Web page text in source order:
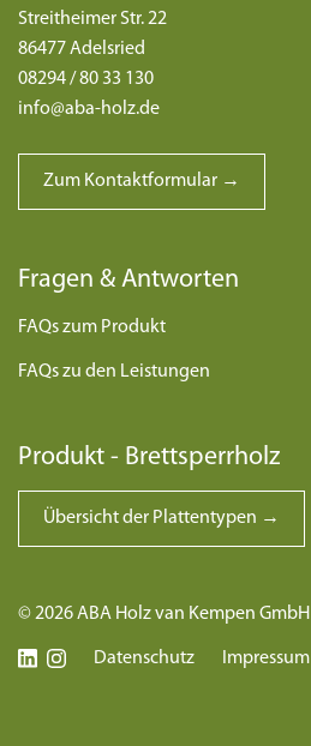
Streitheimer Str. 22
86477 Adelsried
08294 / 80 33 130
info@aba-holz.de
Zum Kontaktformular →
Fragen & Antworten
FAQs zum Produkt
FAQs zu den Leistungen
Produkt - Brettsperrholz
Übersicht der Plattentypen →
© 2026 ABA Holz van Kempen GmbH
Datenschutz Impressum